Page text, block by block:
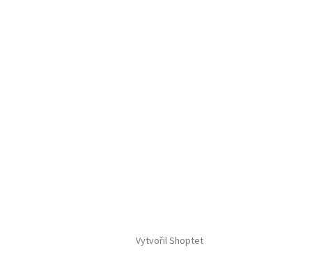
Vytvořil Shoptet